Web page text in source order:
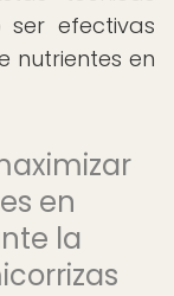
efectivas
nutrientes en
en
la